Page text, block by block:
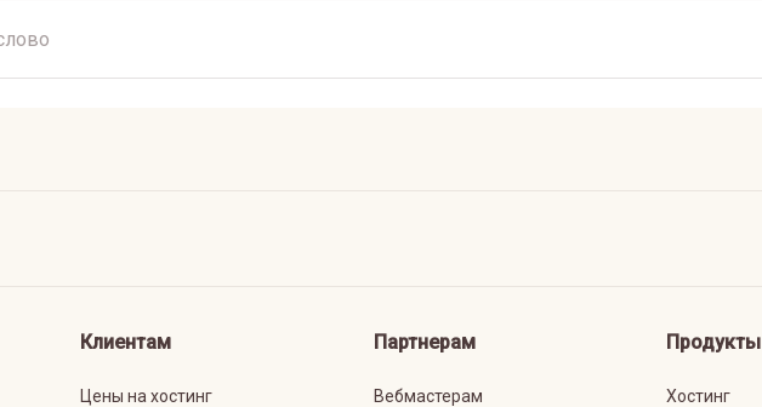
Клиентам
Цены на хостинг
Партнерам
Вебмастерам
Продукты
Хостинг